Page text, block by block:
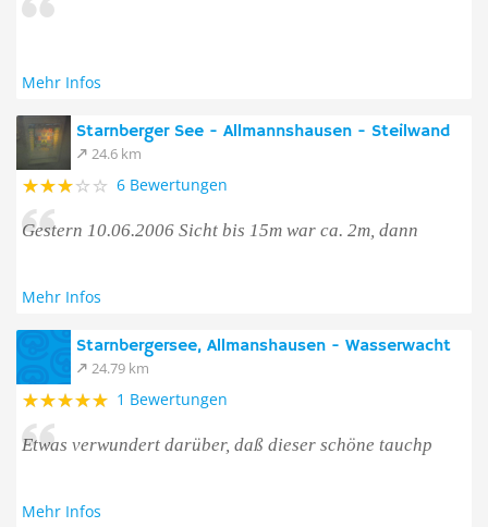
Mehr Infos
Starnberger See - Allmannshausen - Steilwand
24.6 km
6 Bewertungen
Gestern 10.06.2006 Sicht bis 15m war ca. 2m, dann
Mehr Infos
Starnbergersee, Allmanshausen - Wasserwacht
24.79 km
1 Bewertungen
Etwas verwundert darüber, daß dieser schöne tauchp
Mehr Infos